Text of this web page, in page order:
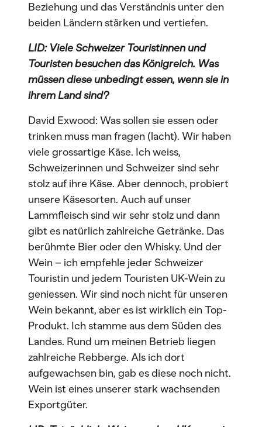
Beziehung und das Verständnis unter den
beiden Ländern stärken und vertiefen.
LID: Viele Schweizer Touristinnen und
Touristen besuchen das Königreich. Was
müssen diese unbedingt essen, wenn sie in
ihrem Land sind?
David Exwood: Was sollen sie essen oder
trinken muss man fragen (lacht). Wir haben
viele grossartige Käse. Ich weiss,
Schweizerinnen und Schweizer sind sehr
stolz auf ihre Käse. Aber dennoch, probiert
unsere Käsesorten. Auch auf unser
Lammfleisch sind wir sehr stolz und dann
gibt es natürlich zahlreiche Getränke. Das
berühmte Bier oder den Whisky. Und der
Wein – ich empfehle jeder Schweizer
Touristin und jedem Touristen UK-Wein zu
geniessen. Wir sind noch nicht für unseren
Wein bekannt, aber es ist wirklich ein Top-
Produkt. Ich stamme aus dem Süden des
Landes. Rund um meinen Betrieb liegen
zahlreiche Rebberge. Als ich dort
aufgewachsen bin, gab es diese noch nicht.
Wein ist eines unserer stark wachsenden
Exportgüter.